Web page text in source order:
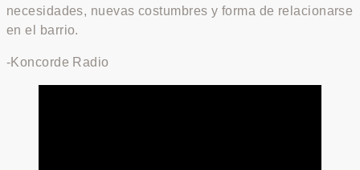
necesidades, nuevas costumbres y forma de relacionarse
en el barrio.
-Koncorde Radio